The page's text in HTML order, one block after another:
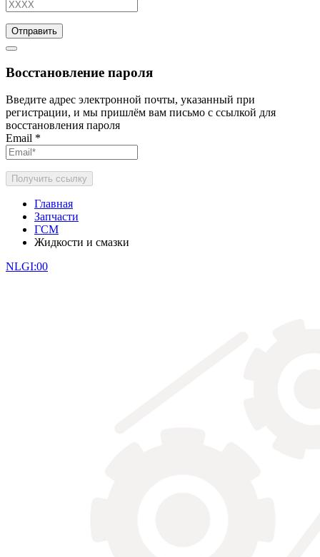
Отправить
Восстановление пароля
Введите адрес электронной почты, указанный при
регистрации, и мы пришлём вам письмо с ссылкой для
восстановления пароля
Email *
Получить ссылку
Главная
Запчасти
ГСМ
Жидкости и смазки
NLGI:00